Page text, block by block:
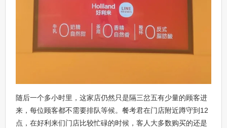
随后一个多小时里，这家店仍然只是隔三岔五有少量的顾客进
来，每位顾客都不需要排队等候。餐考君在门店附近蹲守到12
点，在好利来们门店比较忙碌的时候，客人大多数购买的还是